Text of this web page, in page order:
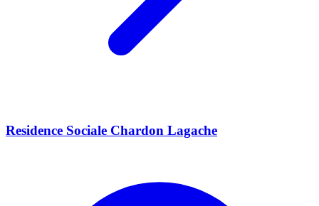
Residence Sociale Chardon Lagache